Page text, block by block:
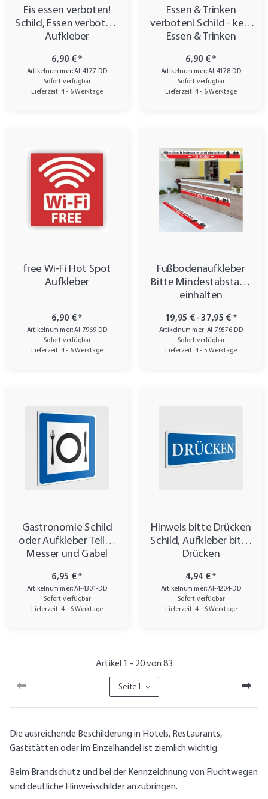
Eis essen verboten!
Schild, Essen verboten!
Aufkleber
6,90 €*
Artikelnummer: AI-4177-DD
Sofort verfügbar
Lieferzeit: 4 - 6 Werktage
Essen & Trinken
verboten! Schild - kein
Essen & Trinken
6,90 €*
Artikelnummer: AI-4178-DD
Sofort verfügbar
Lieferzeit: 4 - 6 Werktage
free Wi-Fi Hot Spot
Aufkleber
6,90 €*
Artikelnummer: AI-7969-DD
Sofort verfügbar
Lieferzeit: 4 - 6 Werktage
Fußbodenaufkleber
Bitte Mindestabstand
einhalten
19,95 € -37,95 € *
Artikelnummer: AI-79576-DD
Sofort verfügbar
Lieferzeit: 4 - 5 Werktage
Gastronomie Schild
oder Aufkleber Teller,
Messer und Gabel
6,95 €*
Artikelnummer: AI-4301-DD
Sofort verfügbar
Lieferzeit: 4 - 6 Werktage
Hinweis bitte Drücken
Schild, Aufkleber bitte
Drücken
4,94 €*
Artikelnummer: AI-4204-DD
Sofort verfügbar
Lieferzeit: 4 - 6 Werktage
Artikel 1 - 20 von 83
Seite 1
Die ausreichende Beschilderung in Hotels, Restaurants,
Gaststätten oder im Einzelhandel ist ziemlich wichtig.
Beim Brandschutz und bei der Kennzeichnung von Fluchtwegen
sind deutliche Hinweisschilder anzubringen.